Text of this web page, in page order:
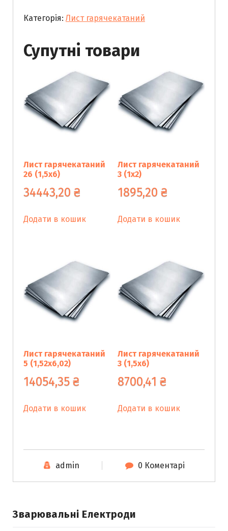
(1х2)
Категорія: Лист гарячекатаний
Супутні товари
Лист гарячекатаний
26 (1,5х6)
34443,20 ₴
Додати в кошик
Лист гарячекатаний
3 (1х2)
1895,20₴
Додати в кошик
Лист гарячекатаний
5 (1,52х6,02)
14054,35 ₴
Додати в кошик
Лист гарячекатаний
3 (1,5х6)
8700,41₴
Додати в кошик
admin 0 Коментарі
Зварювальні Електроди